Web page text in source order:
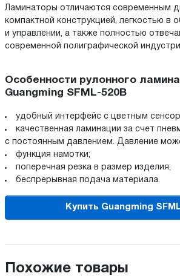
Ламинаторы отличаются современным
компактной конструкцией, легкостью в
и управлении, а также полностью
современной полиграфической
Особенности рулонного
Guangming SFML-520B
удобный интерфейс с цветным
качественная ламинации за счет
с постоянным давлением. Давление
функция намотки;
поперечная резка в размер изделия;
беспрерывная подача материала.
Купить Guangming
Похожие товары